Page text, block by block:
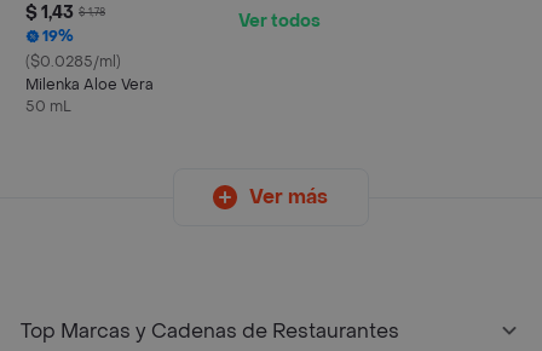
$ 1,43 $ 1,78
19%
($0.0285/ml)
Milenka Aloe Vera
50 mL
Ver todos
Ver más
Top Marcas y Cadenas de Restaurantes